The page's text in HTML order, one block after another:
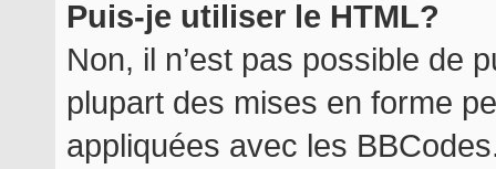
Puis-je utiliser le HTML?
Non, il n’est pas possible de
plupart des mises en forme
appliquées avec les